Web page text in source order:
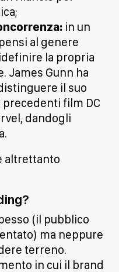
in un
al genere
la propria
James Gunn ha
il suo
film DC
dandogli
altrettanto
(il pubblico
ma neppure
terreno.
in cui il brand